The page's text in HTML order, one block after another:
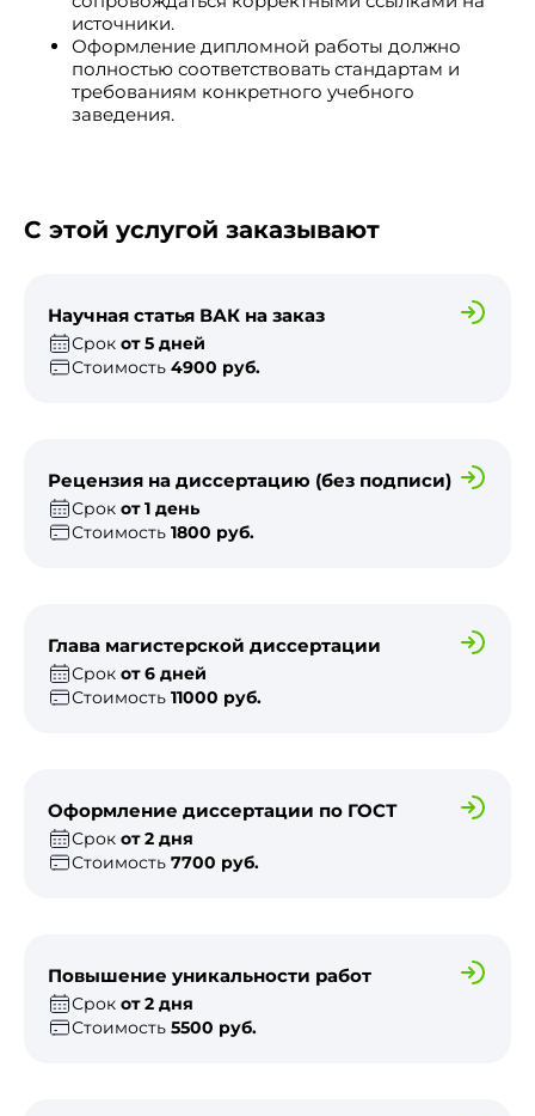
источники.
Оформление дипломной работы должно
полностью соответствовать стандартам и
требованиям конкретного учебного
заведения.
С этой услугой заказывают
Научная статья ВАК на заказ
Срок от 5 дней
Стоимость 4900 руб.
Рецензия на диссертацию (без подписи)
Срок от 1 день
Стоимость 1800 руб.
Глава магистерской диссертации
Срок от 6 дней
Стоимость 11000 руб.
Оформление диссертации по ГОСТ
Срок от 2 дня
Стоимость 7700 руб.
Повышение уникальности работ
Срок от 2 дня
Стоимость 5500 руб.